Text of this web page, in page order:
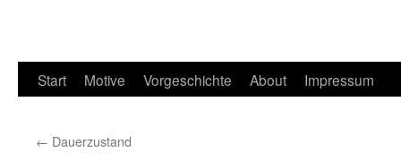
Start Motive Vorgeschichte About Impressum
← Dauerzustand